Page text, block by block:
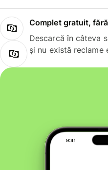
Complet gratuit,
Descarcă în câteva
și nu există reclame